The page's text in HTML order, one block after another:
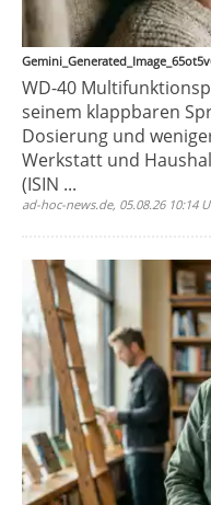
WD-40
seinem klappbaren
Dosierung und
Werkstatt und
(ISIN ...
ad-hoc-news.de, 05.08.26 10:14